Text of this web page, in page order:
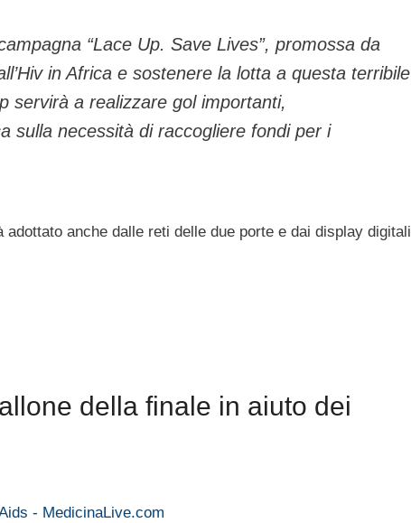
“Lace Up. Save Lives”, promossa da
in Africa e sostenere la lotta a questa terribile
servirà a realizzare gol importanti,
sulla necessità di raccogliere fondi per i
anche dalle reti delle due porte e dai display digitali
della finale in aiuto dei
- MedicinaLive.com